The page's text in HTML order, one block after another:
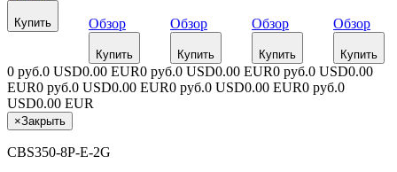
Купить Обзор
Купить
Обзор
Купить
Обзор
Купить
Обзор
Купить
0 руб.0 USD0.00 EUR0 руб.0 USD0.00 EUR0 руб.0 USD0.00
EUR0 руб.0 USD0.00 EUR0 руб.0 USD0.00 EUR0 руб.0
USD0.00 EUR
×Закрыть
CBS350-8P-E-2G